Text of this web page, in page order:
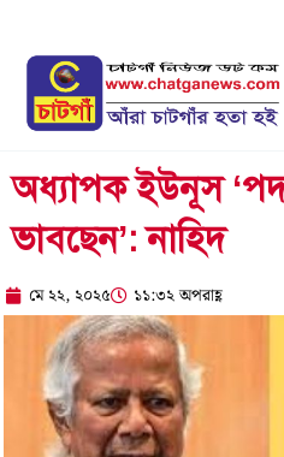
content
অধ্যাপক ইউনূস
ভাবছেন’: নাহিদ
মে ২২, ২০২৫ ১১:৩২ অপরাহ্ণ